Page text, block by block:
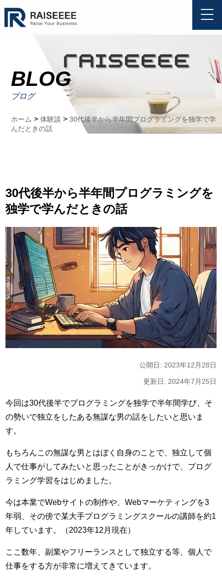
BLOG
ブログ
ホーム >体験談 >30代後半から半年間プログラミングを独学で学
んだときの話
30代後半から半年間プログラミングを
独学で学んだときの話
公開日: 2023年12月28日
更新日: 2024年7月25日
今回は30代後半でプログラミングを独学で半年間学び、そ
の勢いで独立をしたある無謀な男の話をしたいと思いま
す。
もちろんこの無謀な男とはぼく自身のことで、独立して個
人で仕事がしてみたいと思ったことがきっかけで、プログ
ラミング学習をはじめました。
今は本業でWebサイトの制作や、Webマーケティングを3
年弱、その傍で某大手プログラミングスクールの講師を約1
年しています。（2023年12月現在）
ここ数年、副業やフリーランスとして独立する等、個人で
仕事をする方が非常に増えてきています。